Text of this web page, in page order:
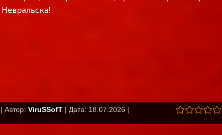
Автор: ViruSSofT | Дата: 18.07.2026 |